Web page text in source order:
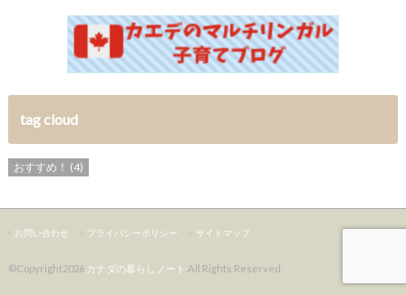
tag cloud
おすすめ！ (4)
お問い合わせ プライバシーポリシー サイトマップ
©Copyright2026 カナダの暮らしノート .All Rights Reserved.